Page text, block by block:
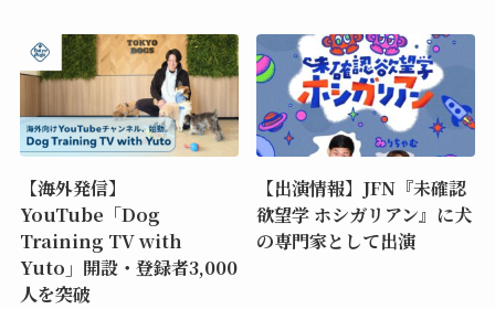
【海外発信】
YouTube「Dog
Training TV with
Yuto」開設・登録者3,000
人を突破
【出演情報】JFN『未確認
欲望学 ホシガリアン』に犬
の専門家として出演